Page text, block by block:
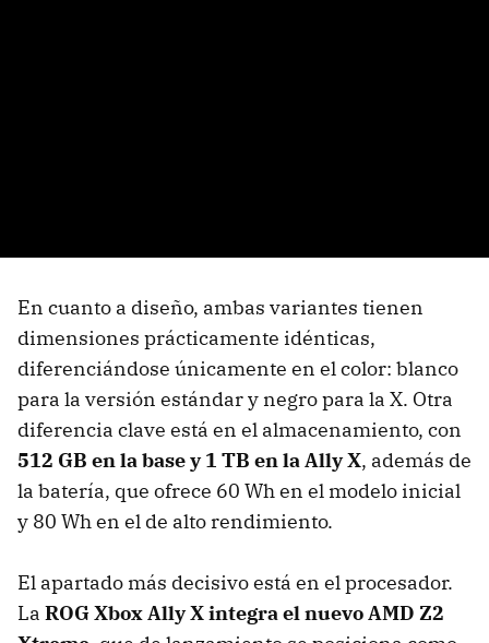
En cuanto a diseño, ambas variantes tienen
dimensiones prácticamente idénticas,
diferenciándose únicamente en el color: blanco
para la versión estándar y negro para la X. Otra
diferencia clave está en el almacenamiento, con
512 GB en la base y1 TB en la Ally X, además de
la batería, que ofrece 60 Wh en el modelo inicial
y 80 Wh en el de alto rendimiento.
El apartado más decisivo está en el procesador.
La ROG Xbox Ally Xintegra el nuevoAMD Z2